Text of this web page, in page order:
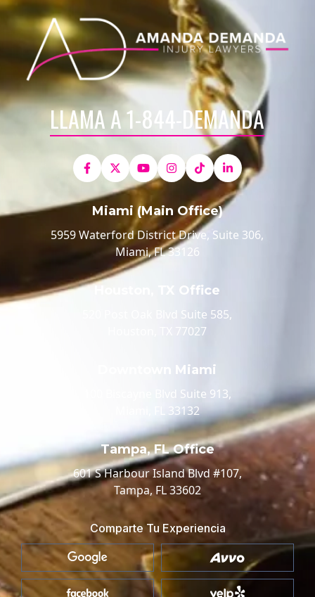
LLAMA A 1-844-DEMANDA
Miami (Main Office)
5959 Waterford District Drive, Suite 306,
Miami, FL 33126
Houston, TX Office
520 Post Oak Blvd Suite 585,
Houston, TX 77027
Downtown Miami
100 Biscayne Blvd Suite 913,
Miami, FL 33132
Tampa, FL Office
601 S Harbour Island Blvd #107,
Tampa, FL 33602
Comparte Tu Experiencia